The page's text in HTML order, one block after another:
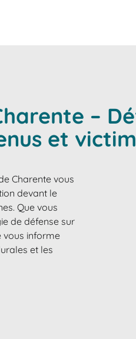
–
et
Charente vous
devant le
Que vous
de défense sur
vous informe
et les